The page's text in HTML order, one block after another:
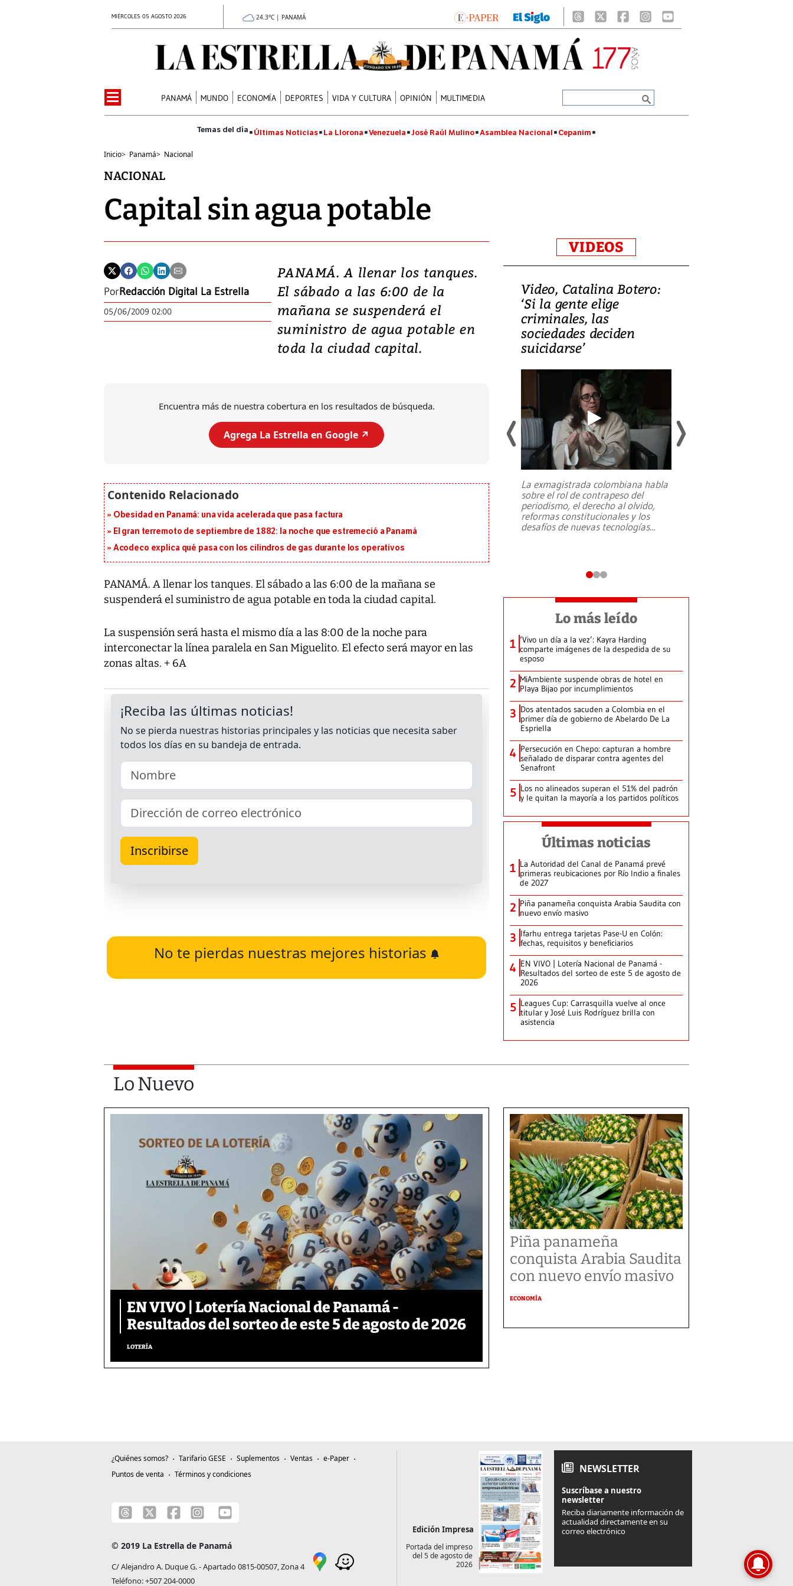
MIÉRCOLES 05 AGOSTO 2026 24.3°C | PANAMÁ
PANAMÁ MUNDO ECONOMÍA DEPORTES VIDA Y CULTURA OPINIÓN MULTIMEDIA
Últimas Noticias La Llorona Venezuela José Raúl Mulino Asamblea Nacional Cepanim
Inicio> Panamá> Nacional
NACIONAL
Capital sin agua potable
PorRedacción Digital La Estrella
05/06/2009 02:00
PANAMÁ. A llenar los tanques.
El sábado a las 6:00 de la
mañana se suspenderá el
suministro de agua potable en
toda la ciudad capital.
Encuentra más de nuestra cobertura en los resultados de búsqueda.
Agrega La Estrella en Google ↗️
Obesidad en Panamá: una vida acelerada que pasa factura
El gran terremoto de septiembre de 1882: la noche que estremeció a Panamá
Acodeco explica qué pasa con los cilindros de gas durante los operativos
PANAMÁ. A llenar los tanques. El sábado a las 6:00 de la mañana se
suspenderá el suministro de agua potable en toda la ciudad capital.
La suspensión será hasta el mismo día a las 8:00 de la noche para
interconectar la línea paralela en San Miguelito. El efecto será mayor en las
zonas altas. + 6A
No te pierdas nuestras mejores historias
VIDEOS
Video, Japón: Terremoto
deja heridos y graves
daños en Kumamoto
al sur de Japón, provocando una
Video, Catalina Botero:
‘Si la gente elige
criminales, las
sociedades deciden
suicidarse’
La exmagistrada colombiana habla
sobre el rol de contrapeso del
periodismo, el derecho al olvido,
reformas constitucionales y los
desafíos de nuevas tecnologías...
Lo más leído
1 ‘Vivo un día a la vez’: Kayra Harding
comparte imágenes de la despedida de su
esposo
2 MiAmbiente suspende obras de hotel en
Playa Bijao por incumplimientos
3 Dos atentados sacuden a Colombia en el
primer día de gobierno de Abelardo De La
Espriella
4 Persecución en Chepo: capturan a hombre
señalado de disparar contra agentes del
Senafront
5 Los no alineados superan el 51% del padrón
y le quitan la mayoría a los partidos políticos
Últimas noticias
1 La Autoridad del Canal de Panamá prevé
primeras reubicaciones por Río Indio a finales
de 2027
2 Piña panameña conquista Arabia Saudita con
nuevo envío masivo
3 Ifarhu entrega tarjetas Pase-U en Colón:
fechas, requisitos y beneficiarios
4 EN VIVO | Lotería Nacional de Panamá -
Resultados del sorteo de este 5 de agosto de
2026
5 Leagues Cup: Carrasquilla vuelve al once
titular y José Luis Rodríguez brilla con
asistencia
Lo Nuevo
EN VIVO | Lotería Nacional de Panamá -
Resultados del sorteo de este 5 de agosto de 2026
LOTERÍA
Piña panameña
conquista Arabia Saudita
con nuevo envío masivo
ECONOMÍA
¿Quiénes somos? Tarifario GESE Suplementos Ventas
e-Paper
Puntos de venta
Términos y condiciones
© 2019 La Estrella de Panamá
C/ Alejandro A. Duque G. - Apartado 0815-00507, Zona 4
Teléfono: +507 204-0000
Edición Impresa
Portada del impreso
del 5 de agosto de
2026
NEWSLETTER
Suscríbase a nuestro
newsletter
Reciba diariamente información de
actualidad directamente en su
correo electrónico